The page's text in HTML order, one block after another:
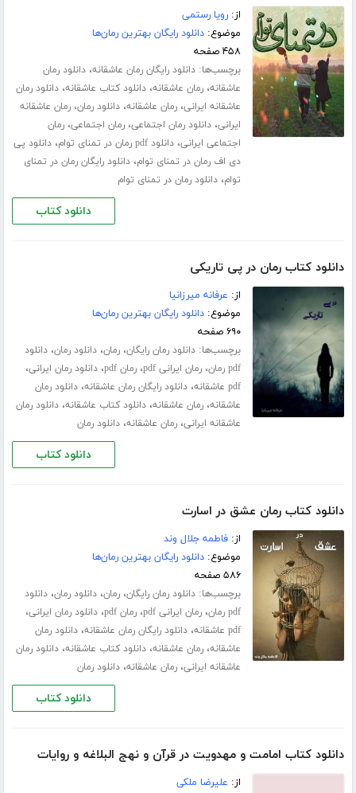
از:رویا رستمی
موضوع:دانلود رایگان بهترین رمان‌ها
۴۵۸ صفحه
برچسب‌ها:دانلود رایگان رمان عاشقانه،دانلود رمان
عاشقانه،رمان عاشقانه،دانلود کتاب عاشقانه،دانلود رمان
عاشقانه ایرانی،رمان عاشقانه،دانلود رمان،رمان عاشقانه
ایرانی،دانلود رمان اجتماعی،رمان اجتماعی،رمان
اجتماعی ایرانی،دانلود pdf رمان در تمنای توام ،دانلود پی
دی اف رمان در تمنای توام،دانلود رایگان رمان در تمنای
توام،دانلود رمان در تمنای توام
دانلود کتاب
دانلود کتاب رمان در پی تاریکی
از: عرفانه میرزانیا
موضوع:دانلود رایگان بهترین رمان‌ها
۶۹۰ صفحه
برچسب‌ها:دانلود رمان رایگان،رمان،دانلود رمان،دانلود
pdf رمان
،رمان ایرانی pdf ،رمان pdf ،دانلود رمان ایرانی،
pdf عاشقانه ،دانلود رایگان رمان عاشقانه،دانلود رمان
عاشقانه،رمان عاشقانه،دانلود کتاب عاشقانه،دانلود رمان
عاشقانه ایرانی،رمان عاشقانه،دانلود رمان
دانلود کتاب
دانلود کتاب رمان عشق در اسارت
از:فاطمه جلال‌ وند
موضوع:دانلود رایگان بهترین رمان‌ها
۵۸۶ صفحه
برچسب‌ها:دانلود رمان رایگان،رمان،دانلود رمان،دانلود
pdf رمان
،رمان ایرانی pdf ،رمان pdf ،دانلود رمان ایرانی،
pdf عاشقانه ،دانلود رایگان رمان عاشقانه،دانلود رمان
عاشقانه،رمان عاشقانه،دانلود کتاب عاشقانه،دانلود رمان
عاشقانه ایرانی،رمان عاشقانه،دانلود رمان
دانلود کتاب
دانلود کتاب امامت و مهدویت در قرآن و نهج البلاغه و روایات
از: علیرضا ملکی